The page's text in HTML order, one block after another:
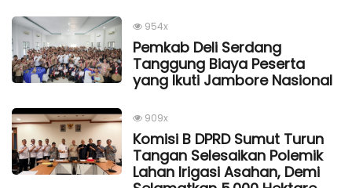
954x
Pemkab Deli Serdang
Tanggung Biaya Peserta
yang Ikuti Jambore Nasional
909x
Komisi B DPRD Sumut Turun
Tangan Selesaikan Polemik
Lahan Irigasi Asahan, Demi